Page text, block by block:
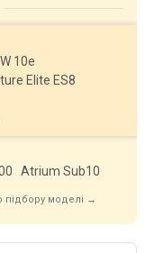
10e
Elite ES8
Atrium Sub10
підбору моделі →